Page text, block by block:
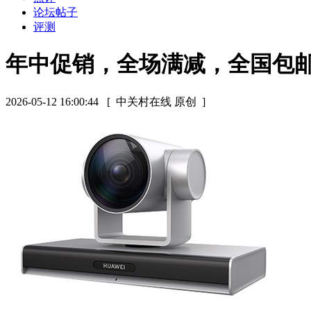
论坛帖子
评测
年中促销，全场满减，全国包
2026-05-12 16:00:44 [ 中关村在线 原创 ]